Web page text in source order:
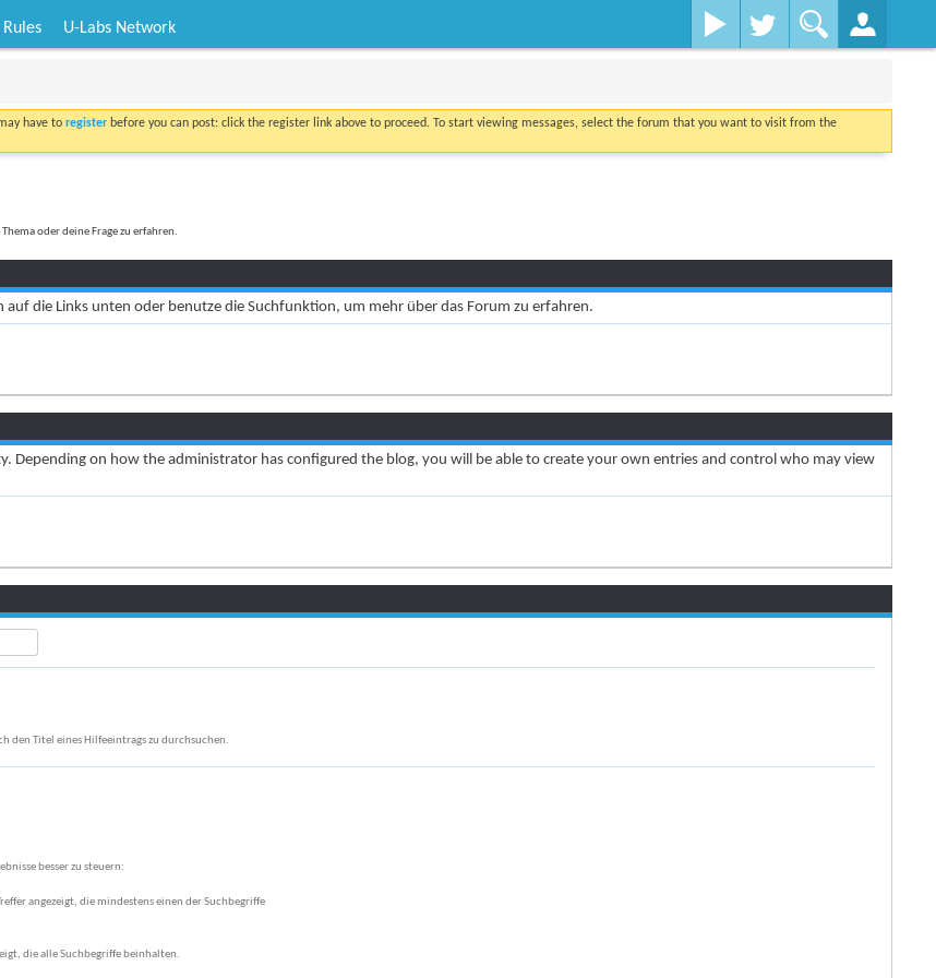
U-Labs Network
have toregister before you can post: click the register link above to proceed. To start viewing messages, select the forum that you want to visit from the
oder deine Frage zu erfahren.
die Links unten oder benutze die Suchfunktion, um mehr über das Forum zu erfahren.
Depending on how the administrator has configured the blog, you will be able to create your own entries and control who may view
den Titel eines Hilfeeintrags zu durchsuchen.
besser zu steuern:
angezeigt, die mindestens einen der Suchbegriffe
die alle Suchbegriffe beinhalten.